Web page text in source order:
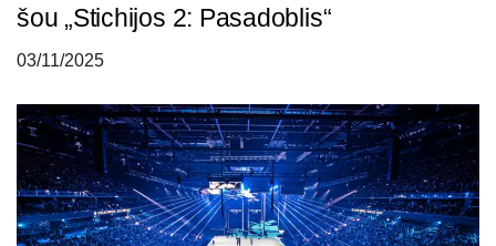
šou „Stichijos 2: Pasadoblis“
03/11/2025